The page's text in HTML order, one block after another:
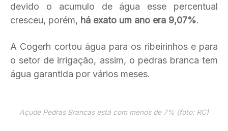
devido o acumulo de água esse percentual
cresceu, porém, há exato um ano era 9,07%.
A Cogerh cortou água para os ribeirinhos e para
o setor de irrigação, assim, o pedras branca tem
água garantida por vários meses.
Açude Pedras Brancas está com menos de 7% (foto: RC)